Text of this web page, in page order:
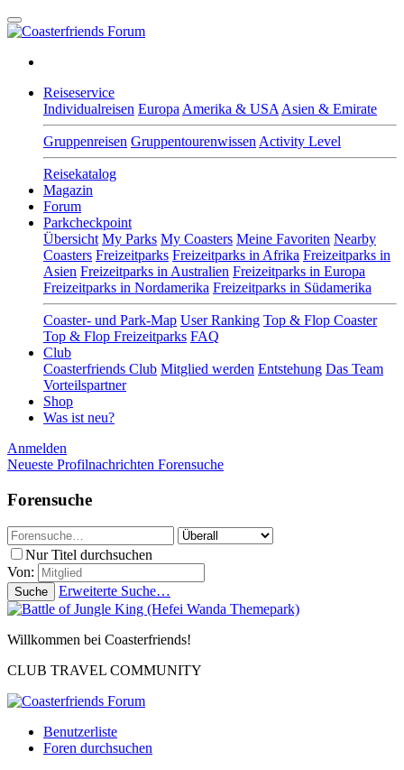
Reiseservice
Individualreisen Europa Amerika & USA Asien & Emirate
Gruppenreisen Gruppentourenwissen Activity Level
Reisekatalog
Magazin
Forum
Parkcheckpoint
Übersicht My Parks My Coasters Meine Favoriten Nearby
Coasters Freizeitparks Freizeitparks in Afrika Freizeitparks in
Asien Freizeitparks in Australien Freizeitparks in Europa
Freizeitparks in Nordamerika Freizeitparks in Südamerika
Coaster- und Park-Map User Ranking Top & Flop Coaster
Top & Flop Freizeitparks FAQ
Club
Coasterfriends Club Mitglied werden Entstehung Das Team
Vorteilspartner
Shop
Was ist neu?
Anmelden
Neueste Profilnachrichten Forensuche
Forensuche
Nur Titel durchsuchen
Von:
Suche Erweiterte Suche…
Willkommen bei Coasterfriends!
CLUB TRAVEL COMMUNITY
Benutzerliste
Foren durchsuchen